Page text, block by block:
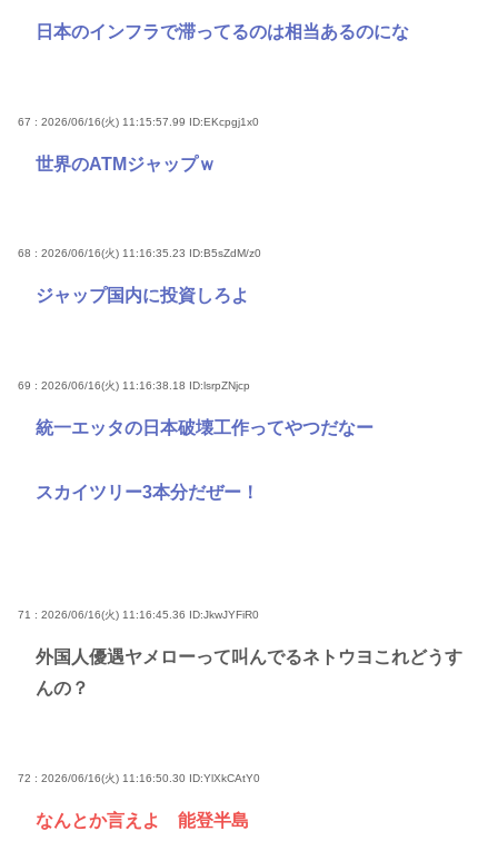
日本のインフラで滞ってるのは相当あるのにな
67 : 2026/06/16(火) 11:15:57.99 ID:EKcpgj1x0
世界のATMジャップｗ
68 : 2026/06/16(火) 11:16:35.23 ID:B5sZdM/z0
ジャップ国内に投資しろよ
69 : 2026/06/16(火) 11:16:38.18 ID:lsrpZNjcp
統一エッタの日本破壊工作ってやつだなー
スカイツリー3本分だぜー！
71 : 2026/06/16(火) 11:16:45.36 ID:JkwJYFiR0
外国人優遇ヤメローって叫んでるネトウヨこれどうす
んの？
72 : 2026/06/16(火) 11:16:50.30 ID:YlXkCAtY0
なんとか言えよ 能登半島